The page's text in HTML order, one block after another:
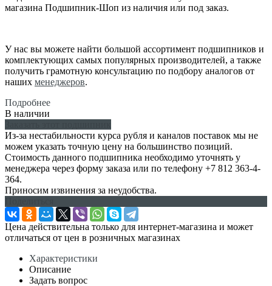
магазина Подшипник-Шоп из наличия или под заказ.
У нас вы можете найти большой ассортимент подшипников и
комплектующих самых популярных производителей, а также
получить грамотную консультацию по подбору аналогов от
наших менеджеров.
Подробнее
В наличии
Из-за нестабильности курса рубля и каналов поставок мы не
можем указать точную цену на большинство позиций.
Стоимость данного подшипника необходимо уточнять у
менеджера через форму заказа или по телефону +7 812 363-4-
364.
Приносим извинения за неудобства.
Цена действительна только для интернет-магазина и может
отличаться от цен в розничных магазинах
Характеристики
Описание
Задать вопрос